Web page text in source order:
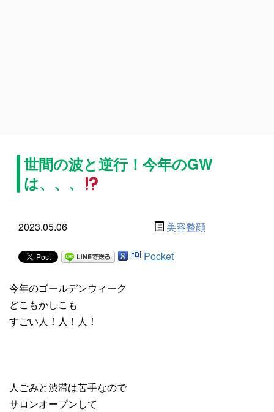
世間の波と逆行！今年のGW
は、、、
2023.05.06 美容整顔
Pocket
今年のゴールデンウィーク
どこもかしこも
すごい人！人！人！
人ごみと渋滞は苦手なので
サロンオープンして